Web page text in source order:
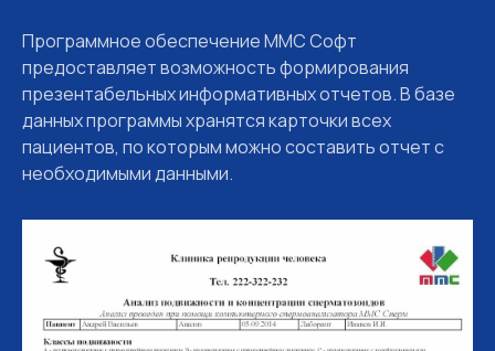
Программное обеспечение MMC Софт
предоставляет возможность формирования
презентабельных информативных отчетов. В базе
данных программы хранятся карточки всех
пациентов, по которым можно составить отчет с
необходимыми данными.